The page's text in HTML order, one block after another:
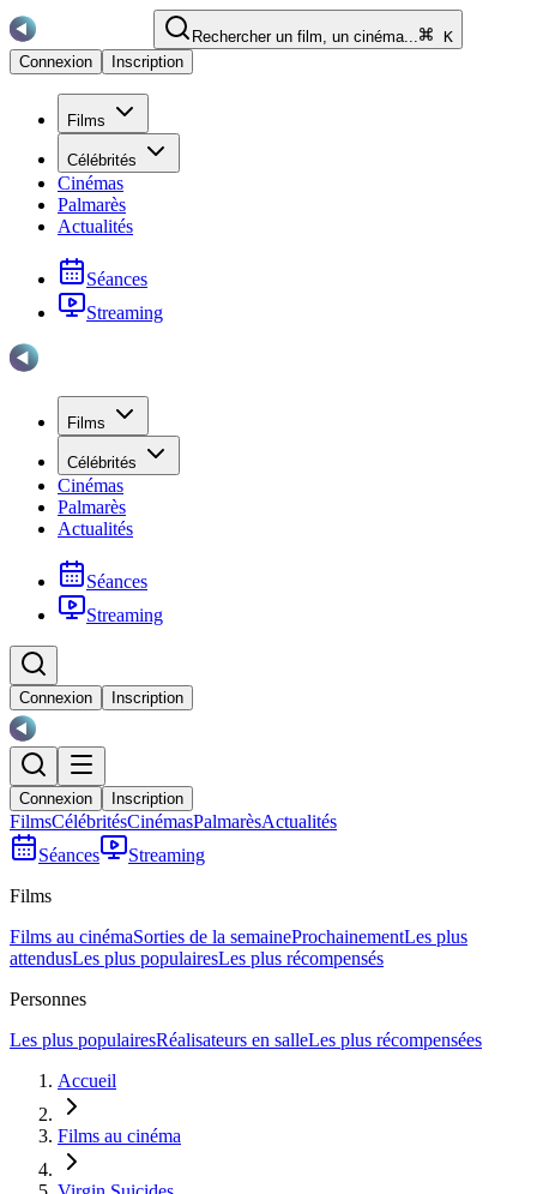
Rechercher un film, un cinéma...
K
Connexion
Inscription
Films
Célébrités
Cinémas
Palmarès
Actualités
Séances
Streaming
Films
Célébrités
Cinémas
Palmarès
Actualités
Séances
Streaming
Connexion Inscription
Connexion Inscription
FilmsCélébritésCinémasPalmarèsActualités
Séances
Streaming
Films
Films au cinémaSorties de la semaineProchainementLes plus
attendusLes plus populairesLes plus récompensés
Personnes
Les plus populairesRéalisateurs en salleLes plus récompensées
Accueil
Films au cinéma